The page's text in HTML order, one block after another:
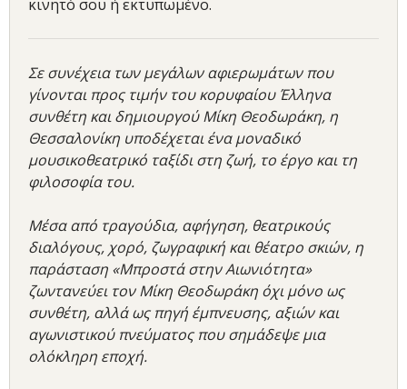
κινητό σου ή εκτυπωμένο.
Σε συνέχεια των μεγάλων αφιερωμάτων που
γίνονται προς τιμήν του κορυφαίου Έλληνα
συνθέτη και δημιουργού Μίκη Θεοδωράκη, η
Θεσσαλονίκη υποδέχεται ένα μοναδικό
μουσικοθεατρικό ταξίδι στη ζωή, το έργο και τη
φιλοσοφία του.
Μέσα από τραγούδια, αφήγηση, θεατρικούς
διαλόγους, χορό, ζωγραφική και θέατρο σκιών, η
παράσταση «Μπροστά στην Αιωνιότητα»
ζωντανεύει τον Μίκη Θεοδωράκη όχι μόνο ως
συνθέτη, αλλά ως πηγή έμπνευσης, αξιών και
αγωνιστικού πνεύματος που σημάδεψε μια
ολόκληρη εποχή.